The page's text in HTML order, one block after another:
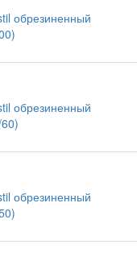
обрезиненный
обрезиненный
обрезиненный